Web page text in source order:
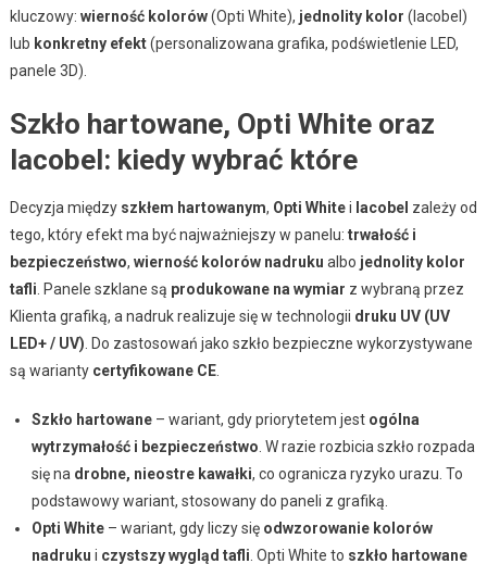
kluczowy: wierność kolorów(Opti White), jednolity kolor (lacobel)
lub konkretny efekt(personalizowana grafika, podświetlenie LED,
panele 3D).
Szkło hartowane, Opti White oraz
lacobel: kiedy wybrać które
Decyzja między szkłem hartowanym, Opti Whitei lacobel zależy od
tego, który efekt ma być najważniejszy w panelu: trwałość i
bezpieczeństwo, wierność kolorów nadruku albo jednolity kolor
tafli . Panele szklane są produkowane na wymiar z wybraną przez
Klienta grafiką, a nadruk realizuje się w technologii druku UV (UV
LED+ / UV) . Do zastosowań jako szkło bezpieczne wykorzystywane
są warianty certyfikowane CE.
Szkło hartowane– wariant, gdy priorytetem jest ogólna
wytrzymałość i bezpieczeństwo . W razie rozbicia szkło rozpada
się na drobne, nieostre kawałki, co ogranicza ryzyko urazu. To
podstawowy wariant, stosowany do paneli z grafiką.
Opti White– wariant, gdy liczy się odwzorowanie kolorów
nadruku i czystszy wygląd tafli . Opti White to szkło hartowane